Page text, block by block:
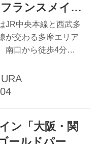
ルワインセラーサー
」。ここを拠点に、
ートル圏内に在住す
向けた地元密着型の
を3回にわけてリポ
1回目は...
ランスメイ
インセラー
」
JR中央本線と西武多
が交わる多摩エリア
南口から徒歩4分、
（ラパージュ）」
フでソムリエの山崎
カビル1F TEL：
時間：11：00～
ン「大阪・関